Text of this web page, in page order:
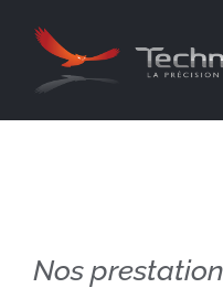
contenu
Nos